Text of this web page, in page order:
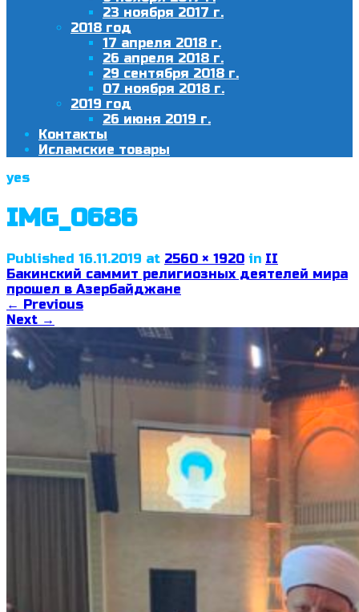
23 ноября 2017 г.
2018 год
17 апреля 2018 г.
26 апреля 2018 г.
29 сентября 2018 г.
07 ноября 2018 г.
2019 год
26 июня 2019 г.
Контакты
Исламские товары
yes
IMG_0686
Published 16.11.2019 at 2560 × 1920 in II
Бакинский саммит религиозных деятелей мира
прошел в Азербайджане
← Previous
Next →